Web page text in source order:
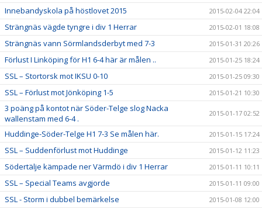
Innebandyskola på höstlovet 2015 2015-02-04 22:04
Strängnäs vägde tyngre i div 1 Herrar 2015-02-01 18:08
Strängnäs vann Sörmlandsderbyt med 7-3 2015-01-31 20:26
Förlust I Linköping för H1 6-4 här är målen .. 2015-01-25 18:24
SSL – Stortorsk mot IKSU 0-10 2015-01-25 09:30
SSL – Förlust mot Jönköping 1-5 2015-01-21 10:30
3 poäng på kontot när Söder-Telge slog Nacka
wallenstam med 6-4 .
2015-01-17 02:52
Huddinge-Söder-Telge H1 7-3 Se målen här. 2015-01-15 17:24
SSL – Suddenförlust mot Huddinge 2015-01-12 11:23
Södertälje kämpade ner Värmdö i div 1 Herrar 2015-01-11 10:11
SSL – Special Teams avgjorde 2015-01-11 09:00
SSL - Storm i dubbel bemärkelse 2015-01-08 12:00